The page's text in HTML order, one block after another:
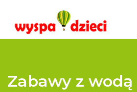
Zabawy z wodą